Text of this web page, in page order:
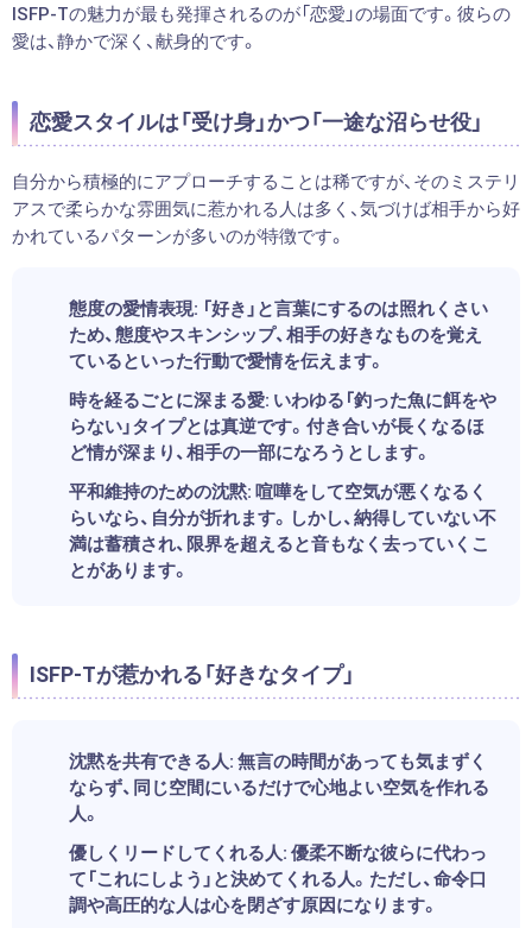
ISFP-Tの魅力が最も発揮されるのが「恋愛」の場面です。彼らの
愛は、静かで深く、献身的です。
恋愛スタイルは「受け身」かつ「一途な沼らせ役」
自分から積極的にアプローチすることは稀ですが、そのミステリ
アスで柔らかな雰囲気に惹かれる人は多く、気づけば相手から好
かれているパターンが多いのが特徴です。
態度の愛情表現: 「好き」と言葉にするのは照れくさい
ため、態度やスキンシップ、相手の好きなものを覚え
ているといった行動で愛情を伝えます。
時を経るごとに深まる愛: いわゆる「釣った魚に餌をや
らない」タイプとは真逆です。付き合いが長くなるほ
ど情が深まり、相手の一部になろうとします。
平和維持のための沈黙:喧嘩をして空気が悪くなるく
らいなら、自分が折れます。しかし、納得していない不
満は蓄積され、限界を超えると音もなく去っていくこ
とがあります。
ISFP-Tが惹かれる「好きなタイプ」
沈黙を共有できる人:無言の時間があっても気まずく
ならず、同じ空間にいるだけで心地よい空気を作れる
人。
優しくリードしてくれる人:優柔不断な彼らに代わっ
て「これにしよう」と決めてくれる人。ただし、命令口
調や高圧的な人は心を閉ざす原因になります。